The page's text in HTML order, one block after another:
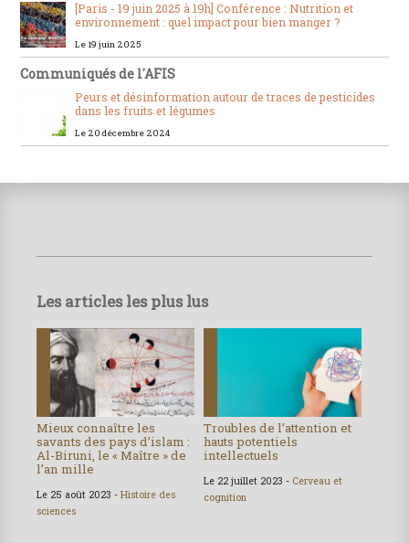
[Paris - 19 juin 2025 à 19h] Conférence : Nutrition et
environnement : quel impact pour bien manger ?
Le 19 juin 2025
Communiqués de l'AFIS
Peurs et désinformation autour de traces de pesticides
dans les fruits et légumes
Le 20 décembre 2024
Les articles les plus lus
Mieux connaître les
savants des pays d’islam :
Al-Biruni, le « Maître » de
l’an mille
Le 25 août 2023 - Histoire des
sciences
Troubles de l’attention et
hauts potentiels
intellectuels
Le 22 juillet 2023 - Cerveau et
cognition